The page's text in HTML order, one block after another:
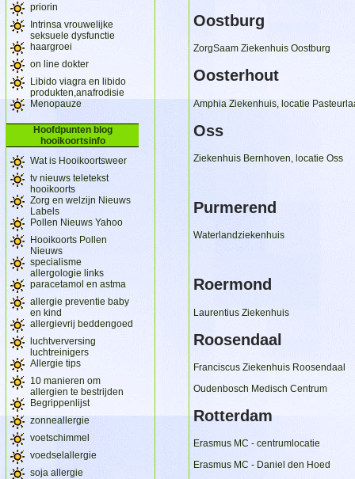
priorin
Intrinsa vrouwelijke
seksuele dysfunctie
haargroei
on line dokter
Libido viagra en libido
produkten,anafrodisie
Menopauze
Hoofdpunten blog
hooikoortsinfo
Wat is Hooikoortsweer
tv nieuws teletekst
hooikoorts
Zorg en welzijn Nieuws
Labels
Pollen Nieuws Yahoo
Hooikoorts Pollen
Nieuws
specialisme
allergologie links
paracetamol en astma
allergie preventie baby
en kind
allergievrij beddengoed
luchtverversing
luchtreinigers
Allergie tips
10 manieren om
allergien te bestrijden
Begrippenlijst
zonneallergie
voetschimmel
voedselallergie
soja allergie
Oostburg
ZorgSaam Ziekenhuis Oostburg
Oosterhout
Amphia Ziekenhuis, locatie
Oss
Ziekenhuis Bernhoven, locatie Oss
Purmerend
Waterlandziekenhuis
Roermond
Laurentius Ziekenhuis
Roosendaal
Franciscus Ziekenhuis Roosendaal
Oudenbosch Medisch Centrum
Rotterdam
Erasmus MC - centrumlocatie
Erasmus MC - Daniel den Hoed